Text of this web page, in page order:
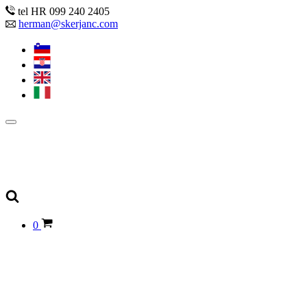
tel HR 099 240 2405
herman@skerjanc.com
0